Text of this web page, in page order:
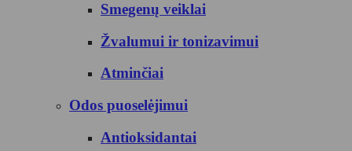
Smegenų veiklai
Žvalumui ir tonizavimui
Atminčiai
Odos puoselėjimui
Antioksidantai